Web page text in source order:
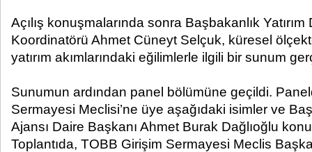
Açılış konuşmalarında sonra Başbakanlık Yatırım
Koordinatörü Ahmet Cüneyt Selçuk, küresel
yatırım akımlarındaki eğilimlerle ilgili bir sunum
Sunumun ardından panel bölümüne geçildi.
Sermayesi Meclisi’ne üye aşağıdaki isimler ve
Ajansı Daire Başkanı Ahmet Burak Dağlıoğlu
Toplantıda, TOBB Girişim Sermayesi Meclis